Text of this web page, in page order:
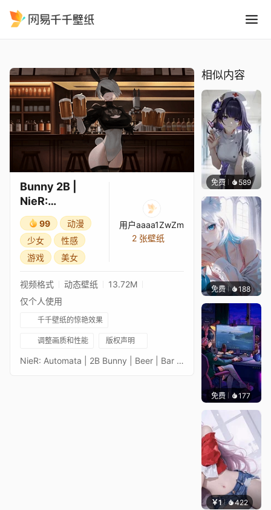
Bunny 2B |
NieR:
Automata
99
动漫
少女
性感
游戏
美女
用户aaaa1ZwZm
2 张壁纸
视频格式 动态壁纸
13.72M
仅个人使用
千千壁纸的惊艳效果
调整画质和性能 版权声明
NieR: Automata | 2B Bunny | Beer | Bar | 2560x1440Author of the art: @hood_x_art (Twitter|X)
相似内容
免费 589渔小小
免费 188渔小小
免费 177
￥1 422渔小小